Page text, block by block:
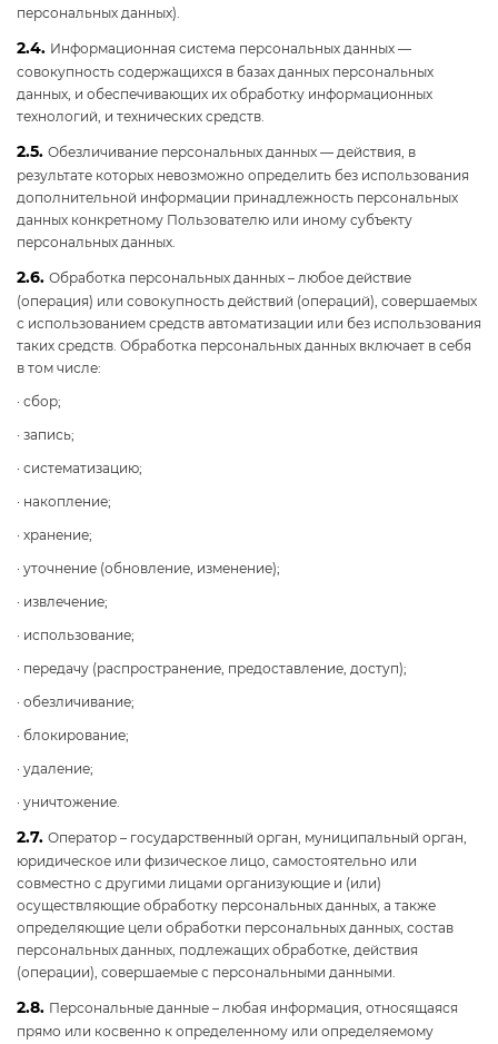
персональных данных).
2.4. Информационная система персональных данных —
совокупность содержащихся в базах данных персональных
данных, и обеспечивающих их обработку информационных
технологий, и технических средств.
2.5. Обезличивание персональных данных — действия, в
результате которых невозможно определить без использования
дополнительной информации принадлежность персональных
данных конкретному Пользователю или иному субъекту
персональных данных.
2.6. Обработка персональных данных – любое действие
(операция) или совокупность действий (операций), совершаемых
с использованием средств автоматизации или без использования
таких средств. Обработка персональных данных включает в себя
в том числе:
· сбор;
· запись;
· систематизацию;
· накопление;
· хранение;
· уточнение (обновление, изменение);
· извлечение;
· использование;
· передачу (распространение, предоставление, доступ);
· обезличивание;
· блокирование;
· удаление;
· уничтожение.
2.7. Оператор – государственный орган, муниципальный орган,
юридическое или физическое лицо, самостоятельно или
совместно с другими лицами организующие и (или)
осуществляющие обработку персональных данных, а также
определяющие цели обработки персональных данных, состав
персональных данных, подлежащих обработке, действия
(операции), совершаемые с персональными данными.
2.8. Персональные данные – любая информация, относящаяся
прямо или косвенно к определенному или определяемому